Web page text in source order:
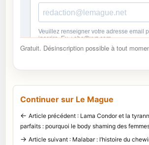
Gratuit. Désinscription possible à tout
Continuer sur Le Mague
← Article précédent : Lama Condor et la
parfaits : pourquoi le body shaming des
→ Article suivant : Malabar : l’histoire du